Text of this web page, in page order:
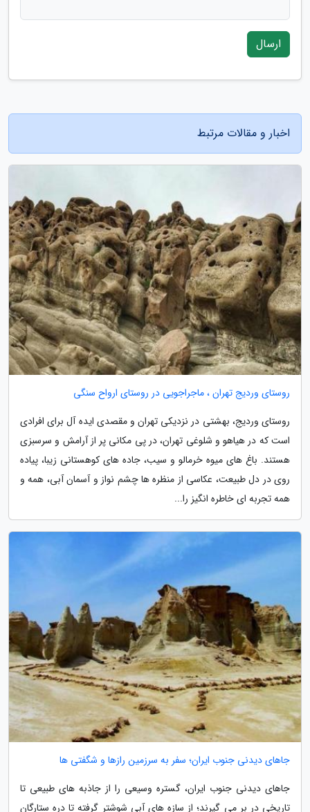
ارسال
اخبار و مقالات مرتبط
روستای وردیج تهران ، ماجراجویی در روستای ارواح سنگی
روستای وردیج، بهشتی در نزدیکی تهران و مقصدی ایده آل برای افرادی
است که در هیاهو و شلوغی تهران، در پی مکانی پر از آرامش و سرسبزی
هستند. باغ های میوه خرمالو و سیب، جاده های کوهستانی زیبا، پیاده
روی در دل طبیعت، عکاسی از منظره ها چشم نواز و آسمان آبی، همه و
همه تجربه ای خاطره انگیز را...
جاهای دیدنی جنوب ایران؛ سفر به سرزمین رازها و شگفتی ها
جاهای دیدنی جنوب ایران، گستره وسیعی را از جاذبه های طبیعی تا
تاریخی در بر می گیرند؛ از سازه های آبی شوشتر گرفته تا دره ستارگان